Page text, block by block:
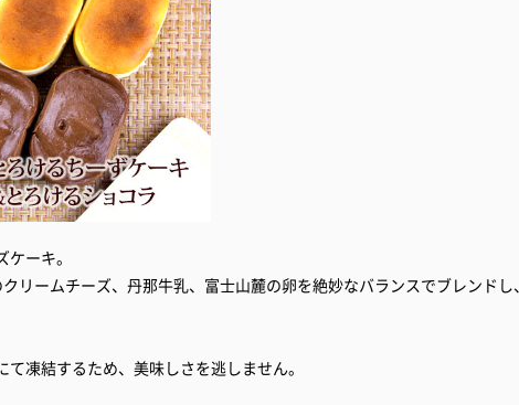
ーキ。
リームチーズ、丹那牛乳、富士山麓の卵を絶妙なバランスでブレンドし、
凍結するため、美味しさを逃しません。